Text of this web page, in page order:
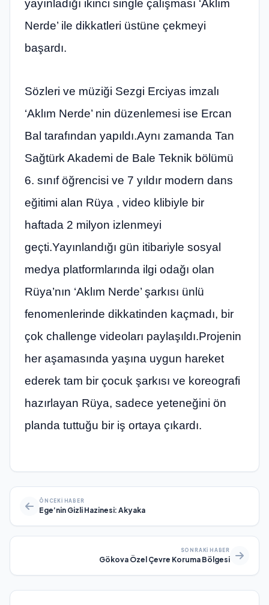
yayınladığı ikinci single çalışması ‘Aklım
Nerde’ ile dikkatleri üstüne çekmeyi
başardı.
Sözleri ve müziği Sezgi Erciyas imzalı
‘Aklım Nerde’ nin düzenlemesi ise Ercan
Bal tarafından yapıldı.Aynı zamanda Tan
Sağtürk Akademi de Bale Teknik bölümü
6. sınıf öğrencisi ve 7 yıldır modern dans
eğitimi alan Rüya , video klibiyle bir
haftada 2 milyon izlenmeyi
geçti.Yayınlandığı gün itibariyle sosyal
medya platformlarında ilgi odağı olan
Rüya’nın ‘Aklım Nerde’ şarkısı ünlü
fenomenlerinde dikkatinden kaçmadı, bir
çok challenge videoları paylaşıldı.Projenin
her aşamasında yaşına uygun hareket
ederek tam bir çocuk şarkısı ve koreografi
hazırlayan Rüya, sadece yeteneğini ön
planda tuttuğu bir iş ortaya çıkardı.
ÖNCEKI HABER
Ege’nin Gizli Hazinesi: Akyaka
SONRAKI HABER
Gökova Özel Çevre Koruma Bölgesi